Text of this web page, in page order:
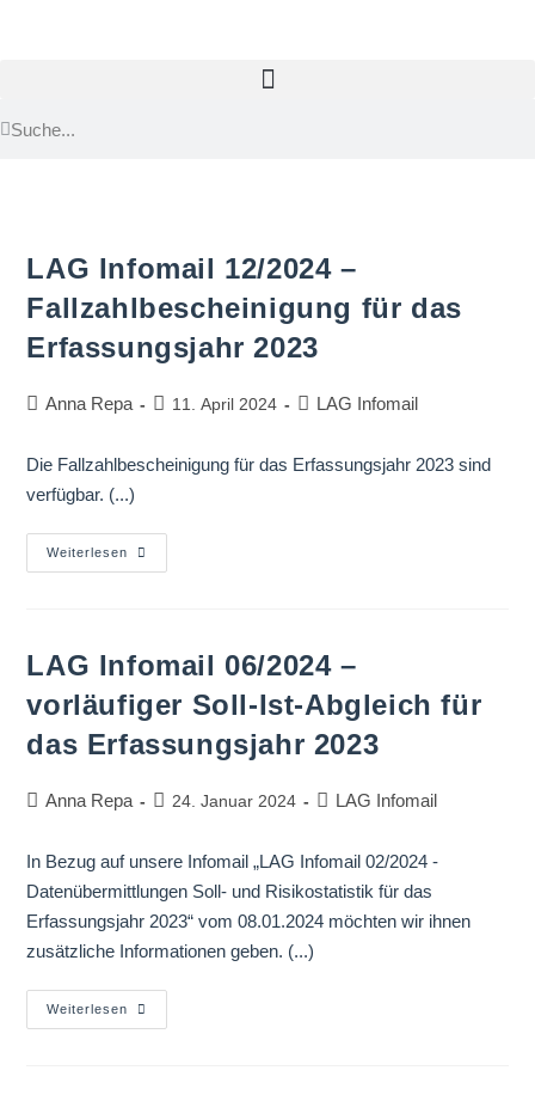
LAG Infomail 12/2024 –
Fallzahlbescheinigung für das
Erfassungsjahr 2023
Anna Repa 11. April 2024 LAG Infomail
Die Fallzahlbescheinigung für das Erfassungsjahr 2023 sind
verfügbar. (...)
Weiterlesen
LAG Infomail 06/2024 –
vorläufiger Soll-Ist-Abgleich für
das Erfassungsjahr 2023
Anna Repa 24. Januar 2024 LAG Infomail
In Bezug auf unsere Infomail „LAG Infomail 02/2024 -
Datenübermittlungen Soll- und Risikostatistik für das
Erfassungsjahr 2023“ vom 08.01.2024 möchten wir ihnen
zusätzliche Informationen geben. (...)
Weiterlesen